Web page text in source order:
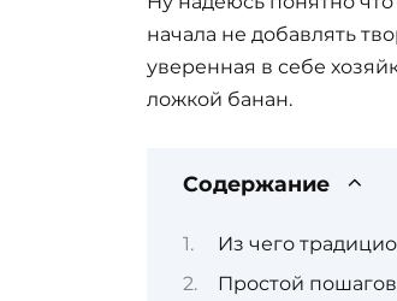
начала не добавлять
уверенная в себе
ложкой банан.
Содержание
Из чего
Простой